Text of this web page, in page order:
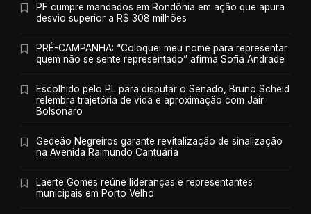
PF cumpre mandados em Rondônia em ação que apura
desvio superior a R$ 308 milhões
PRÉ-CAMPANHA: “Coloquei meu nome para representar
quem não se sente representado” afirma Sofia Andrade
Escolhido pelo PL para disputar o Senado, Bruno Scheid
relembra trajetória de vida e aproximação com Jair
Bolsonaro
Gedeão Negreiros garante revitalização de sinalização
na Avenida Raimundo Cantuária
Laerte Gomes reúne lideranças e representantes
municipais em Porto Velho